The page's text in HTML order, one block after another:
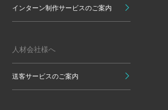
インターン制作サービスのご案内
人材会社様へ
送客サービスのご案内